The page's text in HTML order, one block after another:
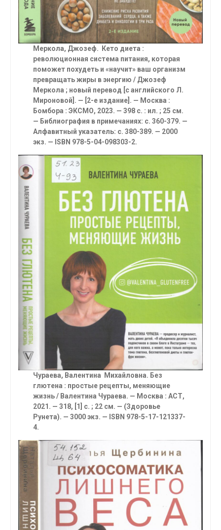
Меркола, Джозеф. Кето диета :
революционная система питания, которая
поможет похудеть и «научит» ваш организм
превращать жиры в энергию / Джозеф
Меркола ; новый перевод [с английского Л.
Мироновой]. — [2-е издание]. — Москва :
Бомбора : ЭКСМО, 2023. — 398 с. : ил. ; 25 см.
— Библиография в примечаниях: с. 360-379. —
Алфавитный указатель: с. 380-389. — 2000
экз. — ISBN 978-5-04-098303-2.
Чураева, Валентина Михайловна. Без
глютена : простые рецепты, меняющие
жизнь/ Валентина Чураева. — Москва : АСТ,
2021. — 318, [1] с. ; 22 см. — (Здоровье
Рунета). — 3000 экз. — ISBN 978-5-17-121337-
4.